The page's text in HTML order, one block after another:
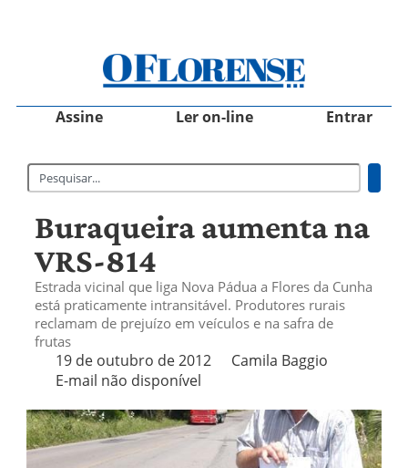
Assine Ler on-line Entrar
Buraqueira aumenta na
VRS-814
Estrada vicinal que liga Nova Pádua a Flores da Cunha
está praticamente intransitável. Produtores rurais
reclamam de prejuízo em veículos e na safra de
frutas
19 de outubro de 2012
Camila Baggio
E-mail não disponível